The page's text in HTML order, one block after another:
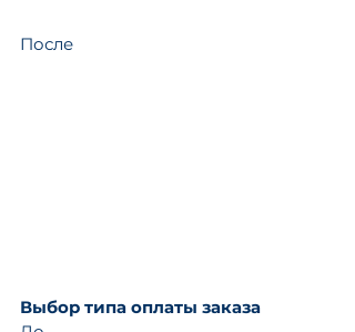
После
Выбор типа оплаты заказа